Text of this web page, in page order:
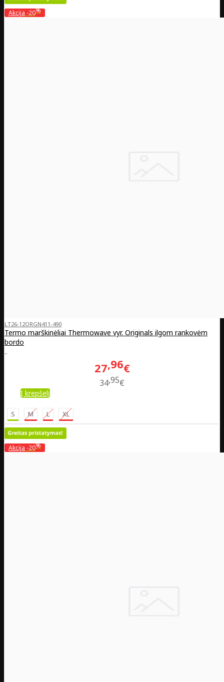
Akcija -20%
LT26-12ORGN411-490
Termo marškinėliai Thermowave vyr. Originals ilgom rankovėm
bordo
..
27 96€
3495€
Į krepšelį
S M L XL
Akcija -20%